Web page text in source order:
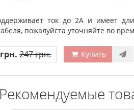
ток до 2А и имеет
пожалуйста уточняйте во
247 грн. Купить
Рекомендуемые